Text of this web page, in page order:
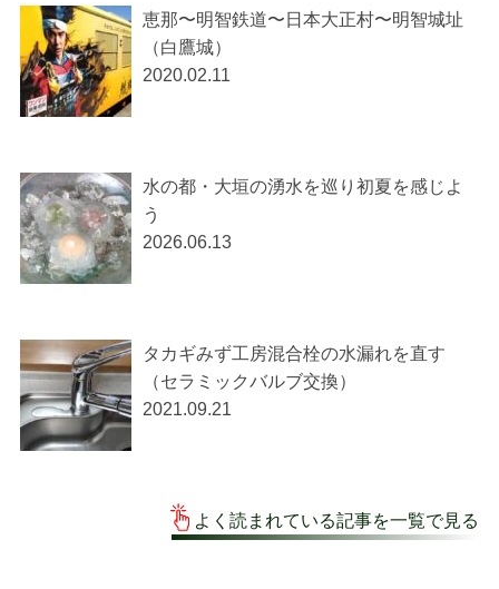
恵那〜明智鉄道〜日本大正村〜明智城址
（白鷹城）
2020.02.11
水の都・大垣の湧水を巡り初夏を感じよ
う
2026.06.13
タカギみず工房混合栓の水漏れを直す
（セラミックバルブ交換）
2021.09.21
よく読まれている記事を一覧で見る